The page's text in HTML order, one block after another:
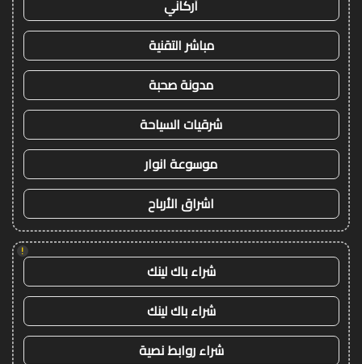
أركاني
مباشر التقنية
مدونة صحبة
شرقيات السياحة
موسوعة انوار
اشراق الأرباح
!
شراء باك لينك
شراء باك لينك
شراء روابط نصية